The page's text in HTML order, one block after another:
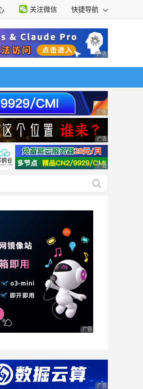
关注微信 快捷导航
广告 商业广告，理
广告 商业广告，理
告，理性选择 广告 商业广告，理
广告，理性选择 广告 商业广告，理
广告 商业广告，理性选择
择 广告 商业广告，理